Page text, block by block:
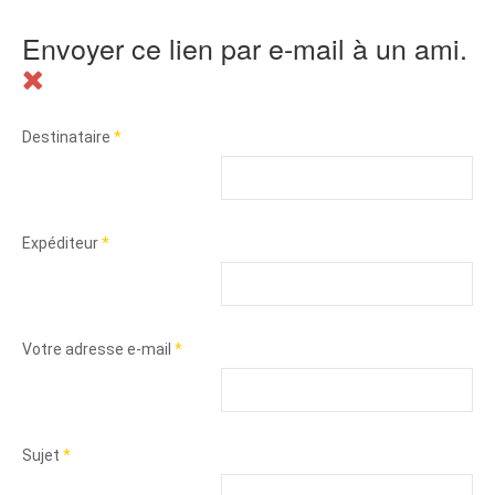
Envoyer ce lien par e-mail à un ami.
Destinataire *
Expéditeur*
Votre adresse e-mail *
Sujet *